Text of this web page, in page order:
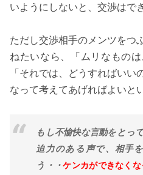
いようにしないと、交渉はで
ただし交渉相手のメンツをつ
ねたいなら、「ムリなもの
「それでは、どうすればい
なって考えてあげればよいと
もし不愉快な言動をとっ
迫力のある声で、相手
う・・ケンカができなく